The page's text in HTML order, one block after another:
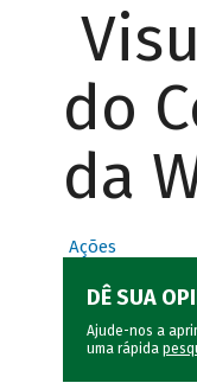
do
da
Ações
DÊ SUA
Ajude-nos a
uma rápida